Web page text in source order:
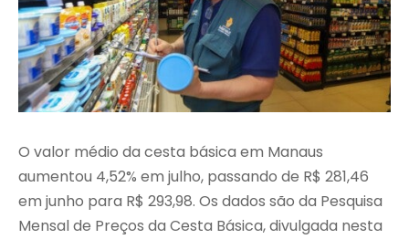
O valor médio da cesta básica em Manaus
aumentou 4,52% em julho, passando de R$ 281,46
em junho para R$ 293,98. Os dados são da Pesquisa
Mensal de Preços da Cesta Básica, divulgada nesta